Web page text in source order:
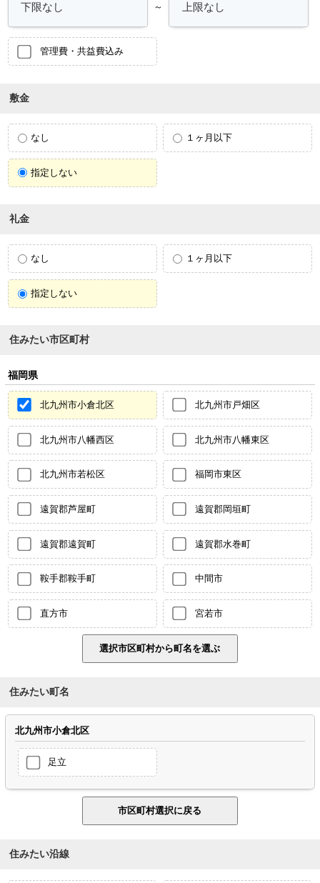
～
管理費・共益費込み
敷金
なし １ヶ月以下
指定しない
礼金
なし １ヶ月以下
指定しない
住みたい市区町村
福岡県
北九州市小倉北区 北九州市戸畑区
北九州市八幡西区 北九州市八幡東区
北九州市若松区 福岡市東区
遠賀郡芦屋町 遠賀郡岡垣町
遠賀郡遠賀町 遠賀郡水巻町
鞍手郡鞍手町 中間市
直方市 宮若市
住みたい町名
北九州市小倉北区
足立
住みたい沿線